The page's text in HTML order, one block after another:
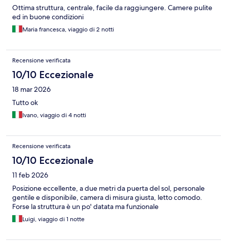
Ottima struttura, centrale, facile da raggiungere. Camere pulite
ed in buone condizioni
Maria francesca, viaggio di 2 notti
Recensione verificata
10/10 Eccezionale
18 mar 2026
Tutto ok
Ivano, viaggio di 4 notti
Recensione verificata
10/10 Eccezionale
11 feb 2026
Posizione eccellente, a due metri da puerta del sol, personale
gentile e disponibile, camera di misura giusta, letto comodo.
Forse la struttura è un po' datata ma funzionale
Luigi, viaggio di 1 notte